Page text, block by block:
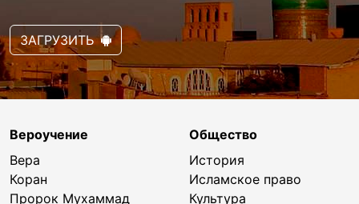
ЗАГРУЗИТЬ
Вероучение
Вера
Коран
Пророк Мухаммад
Общество
История
Исламское право
Культура